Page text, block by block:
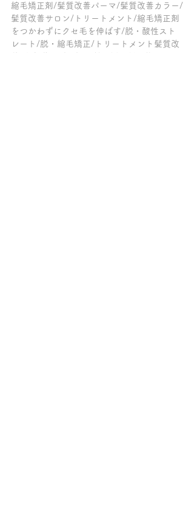
縮毛矯正剤/髪質改善パーマ/髪質改善カラー/
髪質改善サロン/トリートメント/縮毛矯正剤
をつかわずにクセ毛を伸ばす/脱・酸性スト
レート/脱・縮毛矯正/トリートメント髪質改